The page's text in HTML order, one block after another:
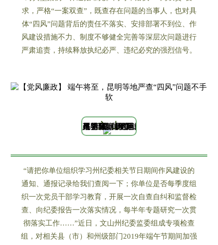
求，严格“一案双查”，既查存在问题的当事人，也对具
体“四风”问题背后的责任不落实、安排部署不到位、作
风建设措施不力、制度不够健全完善等深层次问题进行
严肃追责，持续释放执纪必严、违纪必究的强烈信号。
文 山
“请把你单位组织学习州纪委相关节日期间作风建设的
通知、通报记录给我们查阅一下；你单位是否每季度组
织一次党员干部学习教育，开展一次自查自纠和监督检
查、向纪委报告一次落实情况，每半年专题研究一次贯
彻落实工作……”近日，文山州纪委监委组成专项检查
组，对相关县（市）和州级部门2019年端午节期间加强